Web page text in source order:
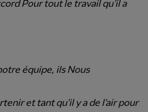
Pour tout le travail qu'il a
équipe, ils Nous
et tant qu'il y a de l'air pour